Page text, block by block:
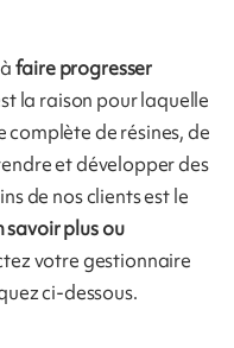
faire progresser
la raison pour laquelle
de résines, de
et développer des
de nos clients est le
savoir plus ou
votre gestionnaire
ci-dessous.